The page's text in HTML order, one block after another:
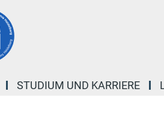
STUDIUM UND KARRIERE